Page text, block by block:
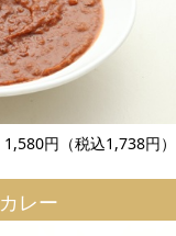
1,580円（税込1,738円）
レー